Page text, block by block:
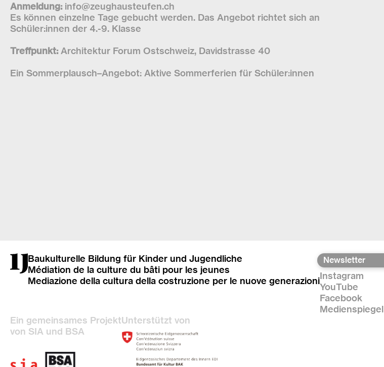
Anmeldung: info@zeughausteufen.ch
Es können einzelne Tage gebucht werden. Das Angebot richtet sich an
Schüler:innen der 4.-9. Klasse
Treffpunkt: Architektur Forum Ostschweiz, Davidstrasse 40
Ein Sommerplausch–Angebot: Aktive Sommerferien für Schüler:innen
Baukulturelle Bildung für Kinder und Jugendliche
Médiation de la culture du bâti pour les jeunes
Mediazione della cultura della costruzione per le nuove generazioniInstagram
YouTube
Facebook
Medienspiegel
Ein gemeinsames Projekt
von SIA und BSA
Unterstützt von